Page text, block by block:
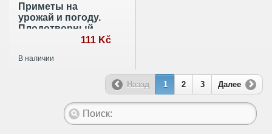
Приметы на
урожай и погоду.
Плодотворный
111 Kč
В наличии
Назад 1 2 3 Далее